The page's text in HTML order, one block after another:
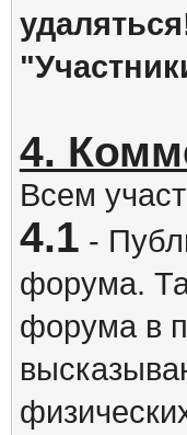
4.
Всем
4.1 -
форума.
форума в